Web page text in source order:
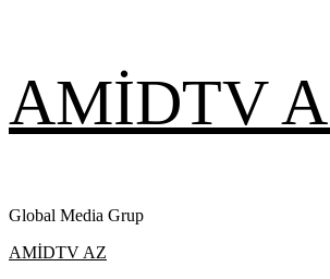
content
AMİDTV
Global Media Grup
Primary
AMİDTV AZ